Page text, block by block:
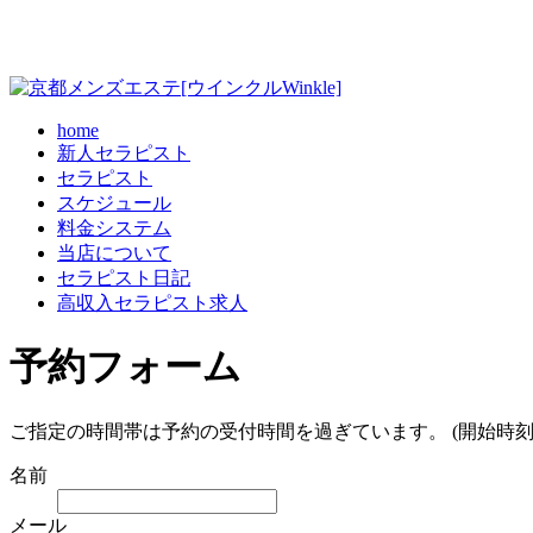
home
新人セラピスト
セラピスト
スケジュール
料金システム
当店について
セラピスト日記
高収入セラピスト求人
予約フォーム
ご指定の時間帯は予約の受付時間を過ぎています。 (開始時
名前
メール